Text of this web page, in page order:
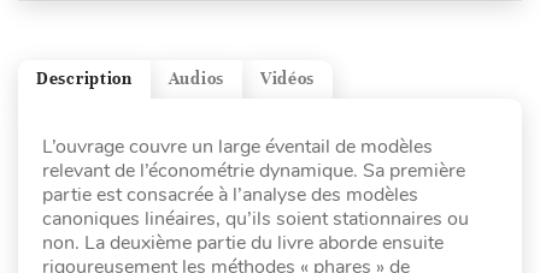
Vidéos
Audios
Description
L’ouvrage couvre un large éventail de modèles
relevant de l’économétrie dynamique. Sa première
partie est consacrée à l’analyse des modèles
canoniques linéaires, qu’ils soient stationnaires ou
non. La deuxième partie du livre aborde ensuite
rigoureusement les méthodes « phares » de